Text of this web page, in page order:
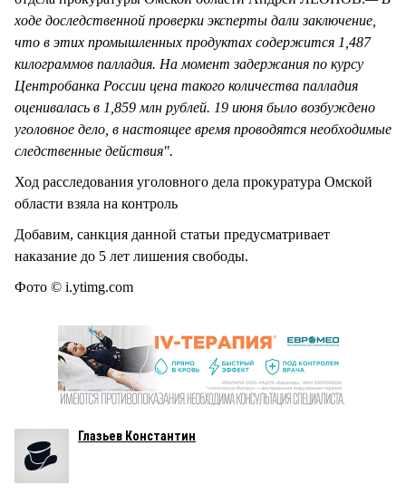
ходе доследственной проверки эксперты дали заключение,
что в этих промышленных продуктах содержится 1,487
килограммов палладия. На момент задержания по курсу
Центробанка России цена такого количества палладия
оценивалась в 1,859 млн рублей. 19 июня было возбуждено
уголовное дело, в настоящее время проводятся необходимые
следственные действия".
Ход расследования уголовного дела прокуратура Омской
области взяла на контроль
Добавим, санкция данной статьи предусматривает
наказание до 5 лет лишения свободы.
Фото © i.ytimg.com
Глазьев Константин